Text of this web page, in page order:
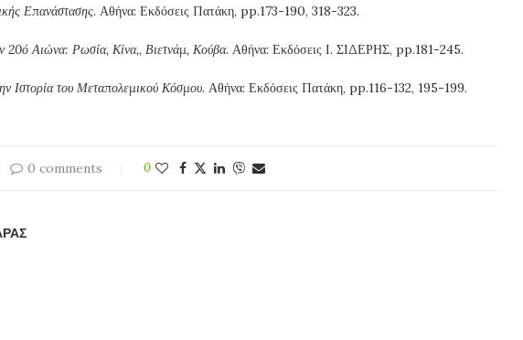
Επανάστασης. Αθήνα: Εκδόσεις Πατάκη, pp.173-190, 318-323.
20ό Αιώνα: Ρωσία, Κίνα,, Βιετνάμ, Κούβα. Αθήνα: Εκδόσεις Ι. ΣΙΔΕΡΗΣ, pp.181-245.
Ιστορία του Μεταπολεμικού Κόσμου. Αθήνα: Εκδόσεις Πατάκη, pp.116-132, 195-199.
0 comments 0